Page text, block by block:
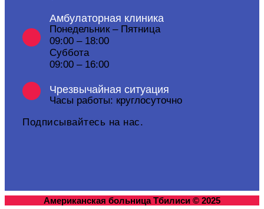
Амбулаторная клиника
Понедельник – Пятница
09:00 – 18:00
Суббота
09:00 – 16:00
Чрезвычайная ситуация
Часы работы: круглосуточно
Подписывайтесь на нас.
Американская больница Тбилиси © 2025